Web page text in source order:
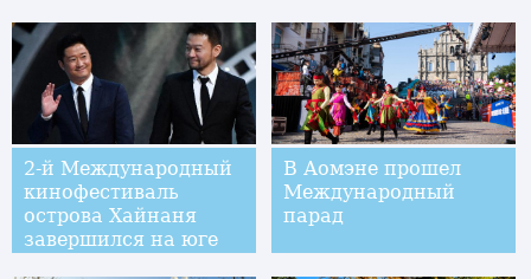
благосостоянию
местных жителей
2-й Международный
кинофестиваль
острова Хайнаня
завершился на юге
В Аомэне прошел
Международный
парад